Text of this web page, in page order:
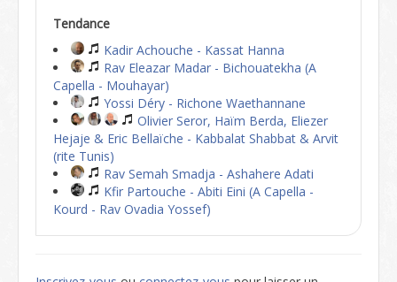
Tendance
Kadir Achouche - Kassat Hanna
Rav Eleazar Madar - Bichouatekha (A
Capella - Mouhayar)
Yossi Déry - Richone Waethannane
Olivier Seror, Haïm Berda, Eliezer
Hejaje & Eric Bellaïche - Kabbalat Shabbat & Arvit
(rite Tunis)
Rav Semah Smadja - Ashahere Adati
Kfir Partouche - Abiti Eini (A Capella -
Kourd - Rav Ovadia Yossef)